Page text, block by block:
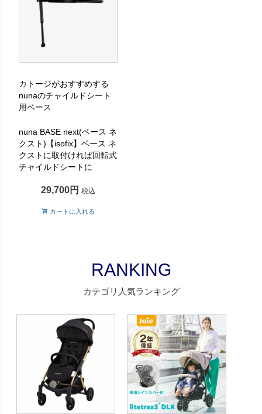
カトージがおすすめする
nunaのチャイルドシート
用ベース
nuna BASE next(ベース ネ
クスト)【isofix】ベース ネ
クストに取付ければ回転式
チャイルドシートに
29,700 税込
カートに入れる
RANKING
カテゴリ人気ランキング